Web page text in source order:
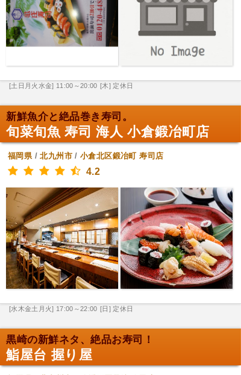
[土日月火水金] 11:00～20:00 [木] 定休日
新鮮魚介と絶品巻き寿司。
旬菜旬魚 寿司 海人 小倉鍛冶町店
福岡県/北九州市/小倉北区鍛冶町 寿司店
4.2
[水木金土月火] 17:00～22:00 [日] 定休日
黒崎の新鮮ネタ、絶品お寿司！
鮨屋台 握り屋